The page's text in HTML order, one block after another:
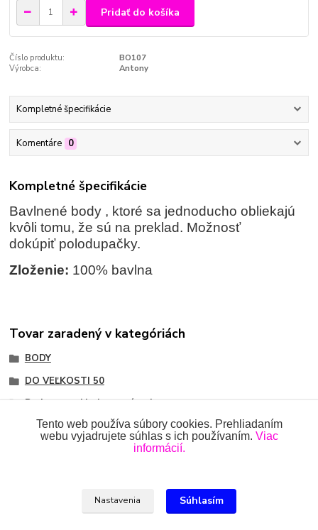
Pridať do košíka
Číslo produktu:
BO107
Výrobca:
Antony
Kompletné špecifikácie
Komentáre 0
Kompletné špecifikácie
Bavlnené body , ktoré sa jednoducho obliekajú
kvôli tomu, že sú na preklad. Možnosť
dokúpiť polodupačky.
Zloženie: 100% bavlna
Tovar zaradený v kategóriách
BODY
DO VEĽKOSTI 50
Body na preklad, rozopínacie
Ing.Miroslava Dvorščáková, Kružlová 110, 090 02 Kružlová,
Tento web používa súbory cookies. Prehliadaním
webu vyjadrujete súhlas s ich používaním. Viac
informácií.
Nastavenia Súhlasím